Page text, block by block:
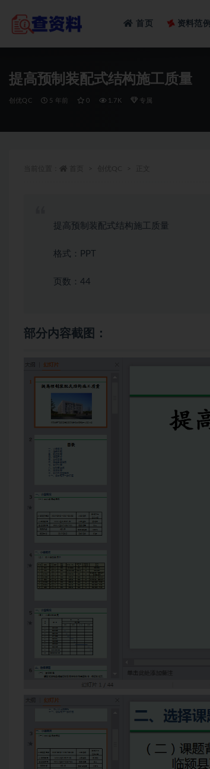
首页 资料范例
提高预制装配式结构施工质量
创优QC 5 年前 0 1.7K 专属
提高预制装配式结构施工质量
格式：PPT
页数：44
部分内容截图：